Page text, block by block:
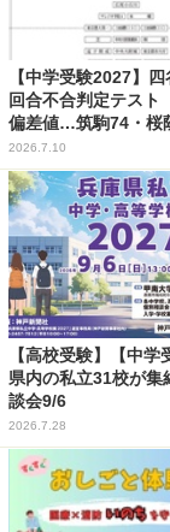
【中学受験2027】
回合不合判定テスト
偏差値…筑駒74・桜
2026.7.10
【高校受験】【中学
県内の私立31校が集
談会9/6
2026.7.28